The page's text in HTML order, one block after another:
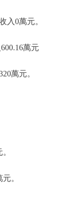
0萬元。
萬元
萬元。
。